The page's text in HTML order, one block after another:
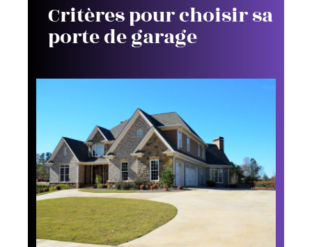
Critères pour choisir sa
porte de garage